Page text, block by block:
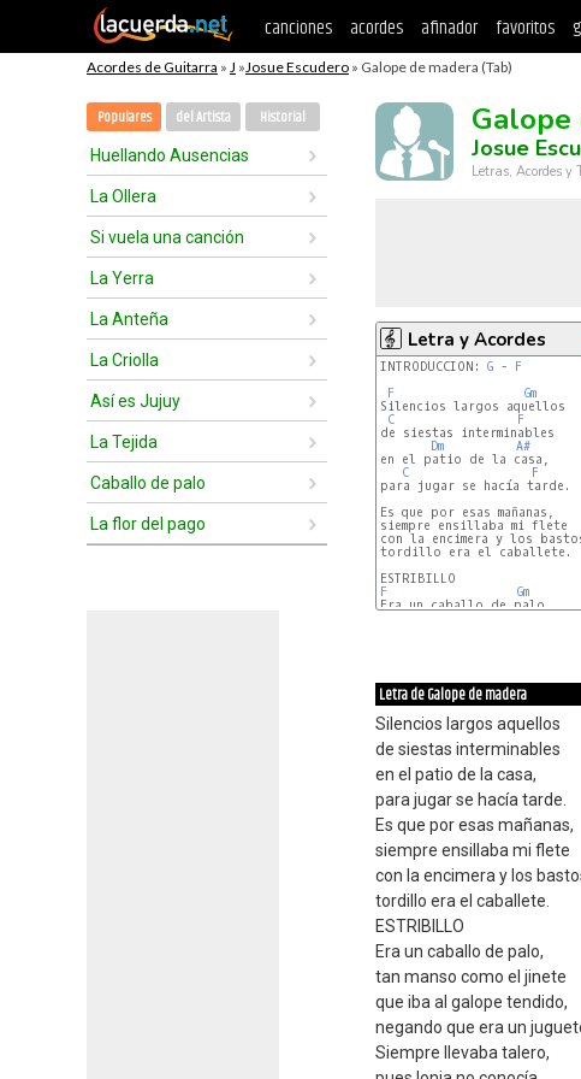
canciones acordes afinador favoritos
Acordes de Guitarra » J »Josue Escudero » Galope de madera (Tab)
Populares del Artista Historial
Huellando Ausencias
La Ollera
Si vuela una canción
La Yerra
La Anteña
La Criolla
Así es Jujuy
La Tejida
Caballo de palo
La flor del pago
Galope
Josue
Letras, Acordes
Letra y Acordes
INTRODUCCIÓN: G - F
F
Gm
Silencios largos aquellos
C
F
de siestas interminables
Dm
A#
en el patio de la casa,
C
F
para jugar se hacía tarde.
Es que por esas mañanas,
siempre ensillaba mi flete
con la encimera y los
tordillo era el caballete.
F
Gm
Era un caballo de palo,
Letra de Galope de madera
Silencios largos aquellos
de siestas interminables
en el patio de la casa,
para jugar se hacía tarde.
Es que por esas mañanas,
siempre ensillaba mi flete
con la encimera y los
tordillo era el caballete.
ESTRIBILLO
Era un caballo de palo,
tan manso como el jinete
que iba al galope tendido,
negando que era un
Siempre llevaba talero,